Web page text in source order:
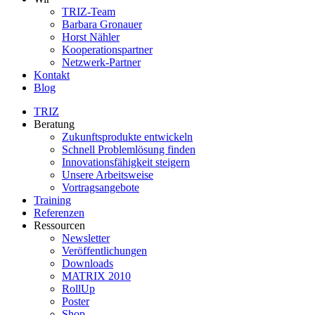
TRIZ-Team
Barbara Gronauer
Horst Nähler
Kooperationspartner
Netzwerk-Partner
Kontakt
Blog
TRIZ
Beratung
Zukunftsprodukte entwickeln
Schnell Problemlösung finden
Innovationsfähigkeit steigern
Unsere Arbeitsweise
Vortragsangebote
Training
Referenzen
Ressourcen
Newsletter
Veröffentlichungen
Downloads
MATRIX 2010
RollUp
Poster